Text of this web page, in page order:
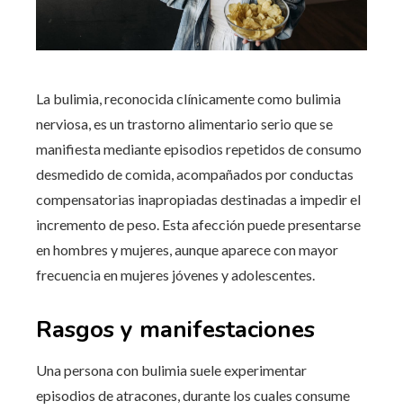
La bulimia, reconocida clínicamente como bulimia
nerviosa, es un trastorno alimentario serio que se
manifiesta mediante episodios repetidos de consumo
desmedido de comida, acompañados por conductas
compensatorias inapropiadas destinadas a impedir el
incremento de peso. Esta afección puede presentarse
en hombres y mujeres, aunque aparece con mayor
frecuencia en mujeres jóvenes y adolescentes.
Rasgos y manifestaciones
Una persona con bulimia suele experimentar
episodios de atracones, durante los cuales consume